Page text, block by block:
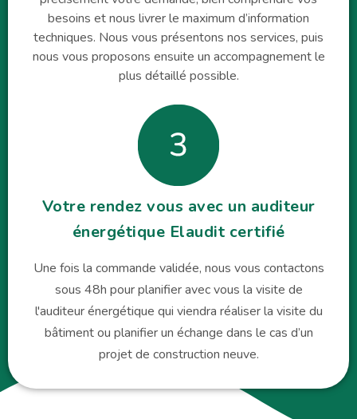
besoins et nous livrer le maximum d’information
techniques. Nous vous présentons nos services, puis
nous vous proposons ensuite un accompagnement le
plus détaillé possible.
Votre rendez vous avec un auditeur
énergétique Elaudit certifié
Une fois la commande validée, nous vous contactons
sous 48h pour planifier avec vous la visite de
l'auditeur énergétique qui viendra réaliser la visite du
bâtiment ou planifier un échange dans le cas d’un
projet de construction neuve.